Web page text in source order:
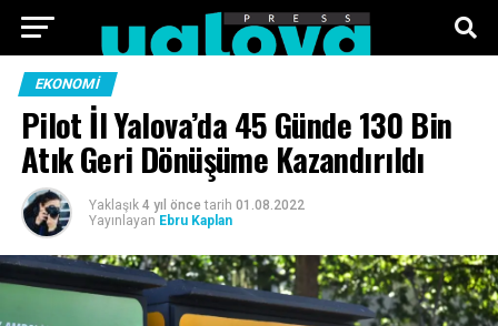
ANA SAYFA
TEKNOLOJI EKONOMI SPOR SIYASET
KÜNYE
EKONOMI
Pilot İl Yalova’da 45 Günde 130 Bin
Atık Geri Dönüşüme Kazandırıldı
Yaklaşık 4 yıl önce tarih 01.08.2022
Yayınlayan Ebru Kaplan